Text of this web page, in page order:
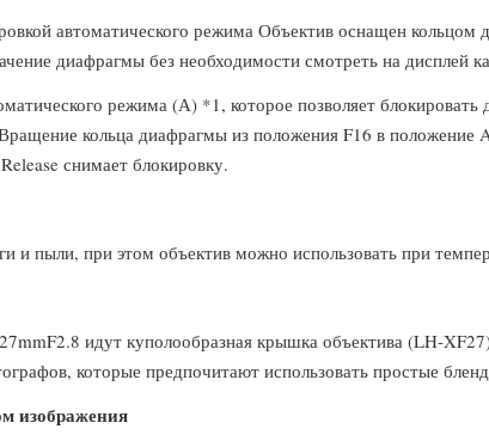
автоматического режима Объектив оснащен
диафрагмы без необходимости смотреть на дисплей
режима (А) *1, которое позволяет
кольца диафрагмы из положения F16 в положение
снимает блокировку.
и пыли, при этом объектив можно использовать при
идут куполообразная крышка объектива (LH-
которые предпочитают использовать простые
изображения